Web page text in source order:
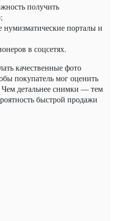
получить
нумизматические порталы и
в соцсетях.
качественные фото
покупатель мог оценить
Чем детальнее снимки — тем
быстрой продажи